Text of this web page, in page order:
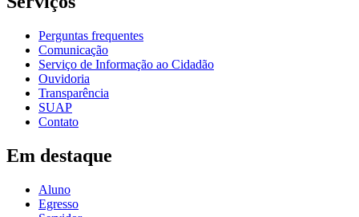
Perguntas frequentes
Comunicação
Serviço de Informação ao Cidadão
Ouvidoria
Transparência
SUAP
Contato
Em destaque
Aluno
Egresso